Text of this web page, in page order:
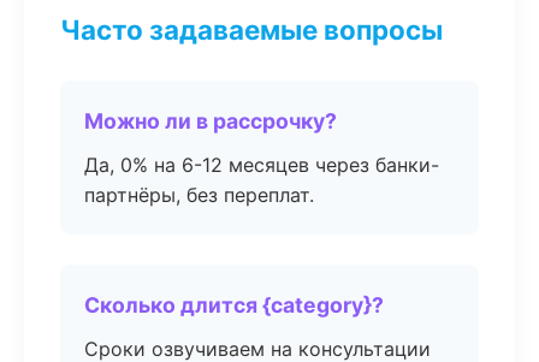
Часто задаваемые вопросы
Можно ли в рассрочку?
Да, 0% на 6-12 месяцев через банки-
партнёры, без переплат.
Сколько длится {category}?
Сроки озвучиваем на консультации